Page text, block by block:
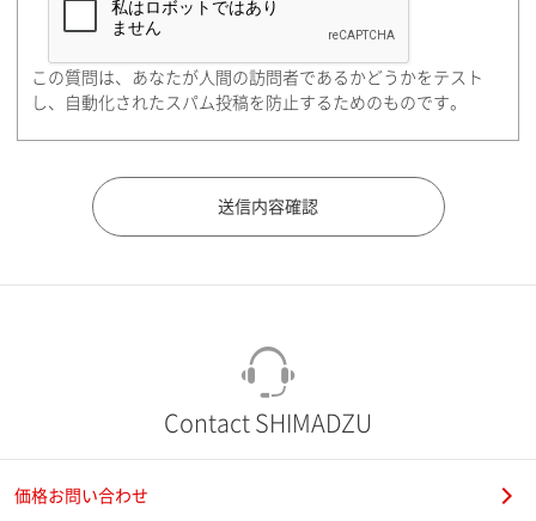
住所検索
都道府県（勤務先）
この質問は、あなたが人間の訪問者であるかどうかをテスト
し、自動化されたスパム投稿を防止するためのものです。
Contact SHIMADZU
価格お問い合わせ